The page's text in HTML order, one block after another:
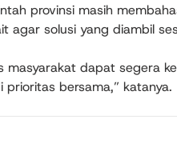
provinsi masih
agar solusi yang diambil
masyarakat dapat segera
prioritas bersama,” katanya.